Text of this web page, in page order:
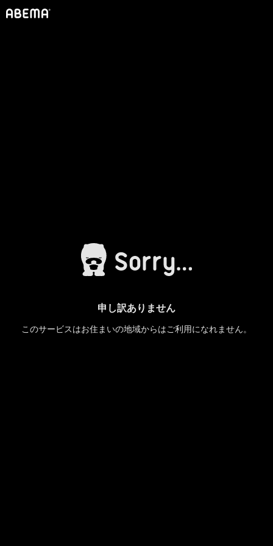
申し訳ありません
このサービスはお住まいの地域からはご利用になれません。